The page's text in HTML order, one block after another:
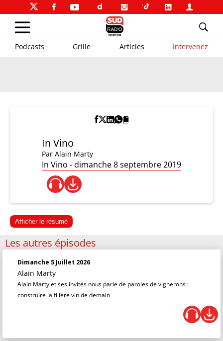
Podcasts Grille Articles Intervenez
In Vino
Par Alain Marty
In Vino - dimanche 8 septembre 2019
Afficher le résumé
Les autres épisodes
Dimanche 5 Juillet 2026
Alain Marty
Alain Marty et ses invités nous parle de paroles de vignerons :
construire la filière vin de demain